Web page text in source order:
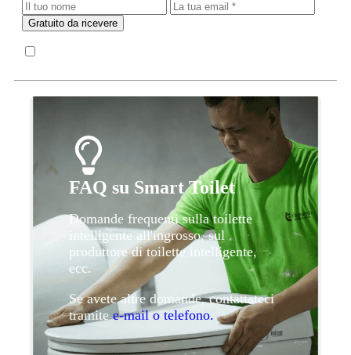
Gratuito da ricevere
FAQ su Smart Toilet
Domande frequenti sulla toilette
intelligente all'ingrosso, sul
produttore di toilette intelligente,
ecc.
Se avete altre domande, contattateci
tramitee-mail o telefono.